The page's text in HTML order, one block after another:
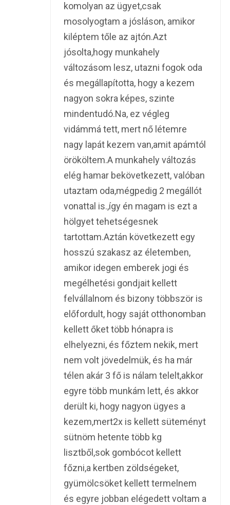
komolyan az ügyet,csak
mosolyogtam a jósláson, amikor
kiléptem tőle az ajtón.Azt
jósolta,hogy munkahely
változásom lesz, utazni fogok oda
és megállapította, hogy a kezem
nagyon sokra képes, szinte
mindentudó.Na, ez végleg
vidámmá tett, mert nő létemre
nagy lapát kezem van,amit apámtól
örököltem.A munkahely változás
elég hamar bekövetkezett, valóban
utaztam oda,mégpedig 2 megállót
vonattal is.,így én magam is ezt a
hölgyet tehetségesnek
tartottam.Aztán következett egy
hosszú szakasz az életemben,
amikor idegen emberek jogi és
megélhetési gondjait kellett
felvállalnom és bizony többször is
előfordult, hogy saját otthonomban
kellett őket több hónapra is
elhelyezni, és főztem nekik, mert
nem volt jövedelmük, és ha már
télen akár 3 fő is nálam telelt,akkor
egyre több munkám lett, és akkor
derült ki, hogy nagyon ügyes a
kezem,mert2x is kellett süteményt
sütnöm hetente több kg
lisztből,sok gombócot kellett
főzni,a kertben zöldségeket,
gyümölcsöket kellett termelnem
és egyre jobban elégedett voltam a